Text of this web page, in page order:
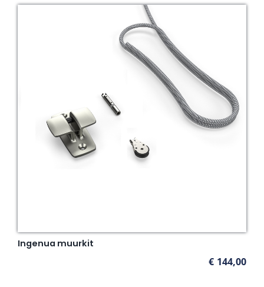
Ingenua muurkit
€ 144,00